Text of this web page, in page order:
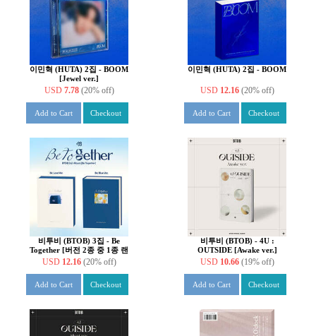
이민혁 (HUTA) 2집 - BOOM
[Jewel ver.]
USD 7.78 (20% off)
Add to Cart Checkout
이민혁 (HUTA) 2집 - BOOM
USD 12.16 (20% off)
Add to Cart Checkout
비투비 (BTOB) 3집 - Be
Together [버전 2종 중 1종 랜
덤 발송]
USD 12.16 (20% off)
Add to Cart Checkout
비투비 (BTOB) - 4U :
OUTSIDE [Awake ver.]
USD 10.66 (19% off)
Add to Cart Checkout